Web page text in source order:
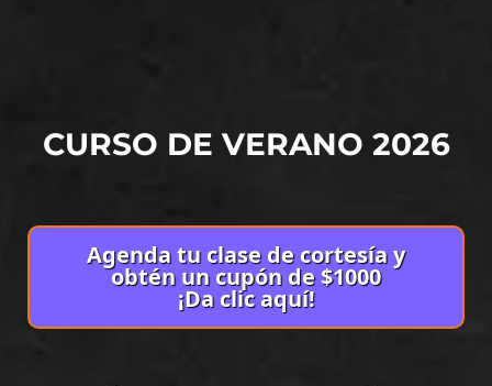
CURSO DE VERANO 2026
Agenda tu clase de cortesía y
obtén un cupón de $1000
¡Da clic aquí!